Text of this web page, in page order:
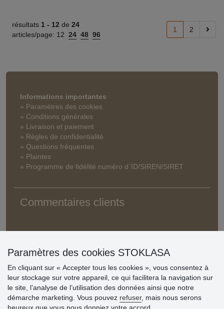
résultats 1 - 12 de 24
articles/page: 12 24 48 96
1 2
Informations importantes
» Paramètres des cookies
» Conditions générales
» Livraison et paiement
» Règles de confidentialité
» Questions fréquentes
» Plaintes
» Programme de fidélité numéro d´ID/SIREN/SIRET
Commentaires clients
Paramètres des cookies STOKLASA
En cliquant sur « Accepter tous les cookies », vous consentez à
leur stockage sur votre appareil, ce qui facilitera la navigation sur
le site, l’analyse de l’utilisation des données ainsi que notre
démarche marketing. Vous pouvez refuser, mais nous serons